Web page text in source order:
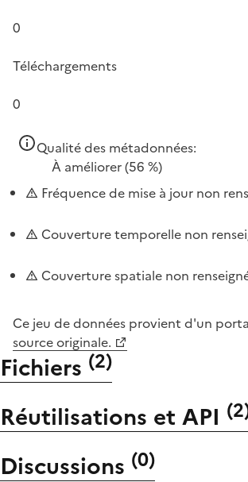
0
Téléchargements
0
Qualité des métadonnées:
À améliorer(56 %)
Fréquence de mise à jour non
Couverture temporelle non
Couverture spatiale non
Ce jeu de données provient d'un
source originale.
Fichiers (2)
Réutilisations et API (2
Discussions (0)